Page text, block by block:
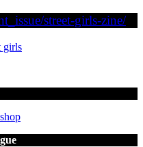
street-girls-zine/
girls